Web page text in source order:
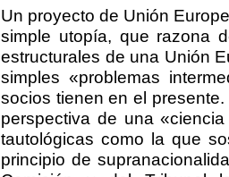
Un proyecto de Unión
simple utopía, que razona
estructurales de una Unión
simples «problemas
socios tienen en el
perspectiva de una
tautológicas como la que
principio de